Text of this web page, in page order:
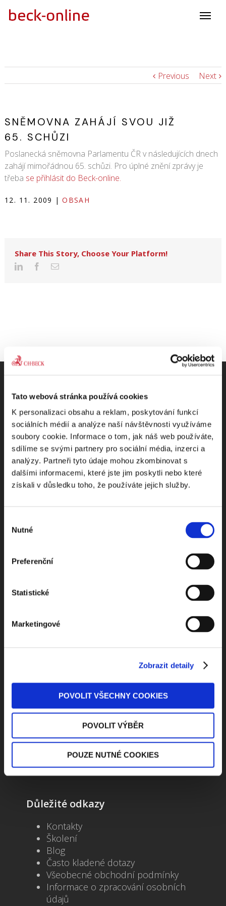
Tato webová stránka používá cookies
K personalizaci obsahu a reklam, poskytování funkcí
sociálních médií a analýze naší návštěvnosti využíváme
soubory cookie. Informace o tom, jak náš web používáte,
sdílíme se svými partnery pro sociální média, inzerci a
analýzy. Partneři tyto údaje mohou zkombinovat s
dalšími informacemi, které jste jim poskytli nebo které
získali v důsledku toho, že používáte jejich služby.
souhlasu
Nutné
Preferenční
Statistické
Marketingové
Zobrazit detaily
POVOLIT VŠECHNY COOKIES
POVOLIT VÝBĚR
POUZE NUTNÉ COOKIES
Previous Next
SNĚMOVNA ZAHÁJÍ SVOU JIŽ
65. SCHŮZI
Poslanecká sněmovna Parlamentu ČR v následujících dnech
zahájí mimořádnou 65. schůzi. Pro úplné znění zprávy je
třeba se přihlásit do Beck-online.
12. 11. 2009 | OBSAH
Share This Story, Choose Your Platform!
Odebírejte Beck-online
NEWS
Dostávejte od nás pravidelný měsíční souhrn
toho nejpopulárnějšího obsahu.
zpracování osobních údajů
Kontaktuje nás
Jungmannova 34, 110 00 Praha
+420 733 661 882
beck-online@beck.cz
Důležité odkazy
Kontakty
Školení
Blog
Často kladené dotazy
Všeobecné obchodní podmínky
Informace o zpracování osobních
údajů